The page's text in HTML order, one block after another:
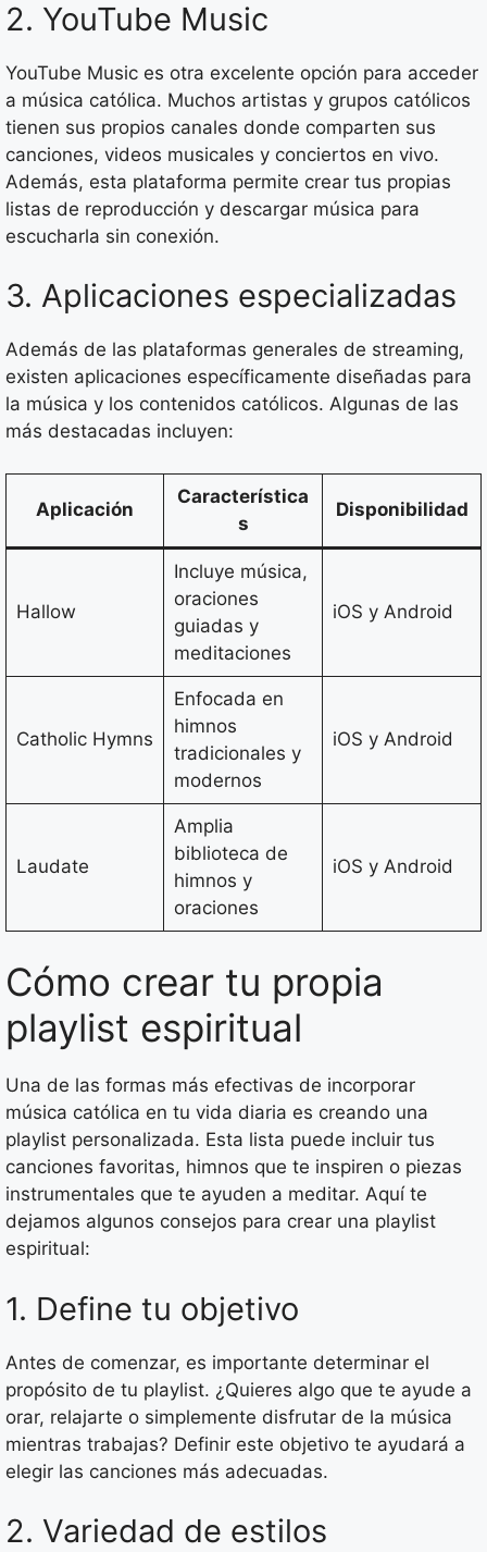
2. YouTube Music
YouTube Music es otra excelente opción para acceder
a música católica. Muchos artistas y grupos católicos
tienen sus propios canales donde comparten sus
canciones, videos musicales y conciertos en vivo.
Además, esta plataforma permite crear tus propias
listas de reproducción y descargar música para
escucharla sin conexión.
3. Aplicaciones especializadas
Además de las plataformas generales de streaming,
existen aplicaciones específicamente diseñadas para
la música y los contenidos católicos. Algunas de las
más destacadas incluyen:
Aplicación
Característica
s
Disponibilidad
Hallow
Incluye música,
oraciones
guiadas y
meditaciones
iOS y Android
Catholic Hymns
Enfocada en
himnos
tradicionales y
modernos
iOS y Android
Laudate
Amplia
biblioteca de
himnos y
oraciones
iOS y Android
Cómo crear tu propia
playlist espiritual
Una de las formas más efectivas de incorporar
música católica en tu vida diaria es creando una
playlist personalizada. Esta lista puede incluir tus
canciones favoritas, himnos que te inspiren o piezas
instrumentales que te ayuden a meditar. Aquí te
dejamos algunos consejos para crear una playlist
espiritual:
1. Define tu objetivo
Antes de comenzar, es importante determinar el
propósito de tu playlist. ¿Quieres algo que te ayude a
orar, relajarte o simplemente disfrutar de la música
mientras trabajas? Definir este objetivo te ayudará a
elegir las canciones más adecuadas.
2. Variedad de estilos